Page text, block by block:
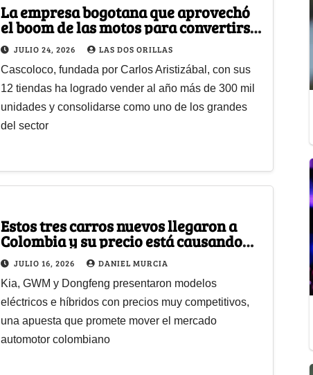
La empresa bogotana que aprovechó
el boom de las motos para convertirse
en una de las que más vende cascos en
el país
JULIO 24, 2026 LAS DOS ORILLAS
Cascoloco, fundada por Carlos Aristizábal, con sus
12 tiendas ha logrado vender al año más de 300 mil
unidades y consolidarse como uno de los grandes
del sector
Estos tres carros nuevos llegaron a
Colombia y su precio está causando
sorpresa
JULIO 16, 2026 DANIEL MURCIA
Kia, GWM y Dongfeng presentaron modelos
eléctricos e híbridos con precios muy competitivos,
una apuesta que promete mover el mercado
automotor colombiano